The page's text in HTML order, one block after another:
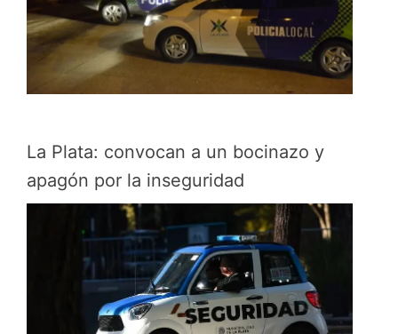
La Plata: convocan a un bocinazo y
apagón por la inseguridad